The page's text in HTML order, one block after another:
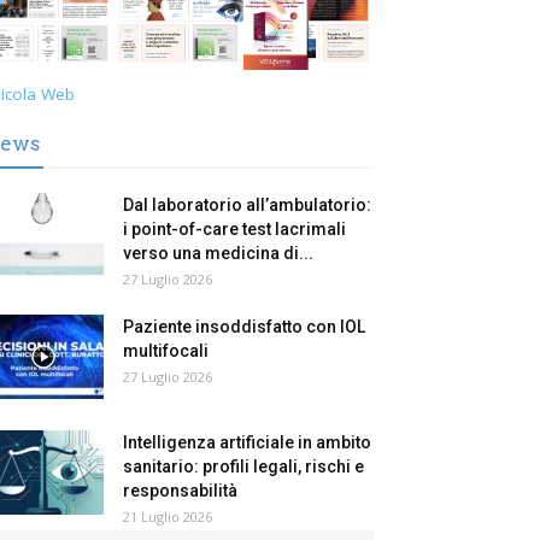
Web
Dal laboratorio all’ambulatorio:
i point-of-care test lacrimali
verso una medicina di...
27 Luglio 2026
Paziente insoddisfatto con IOL
multifocali
27 Luglio 2026
Intelligenza artificiale in ambito
sanitario: profili legali, rischi e
responsabilità
21 Luglio 2026